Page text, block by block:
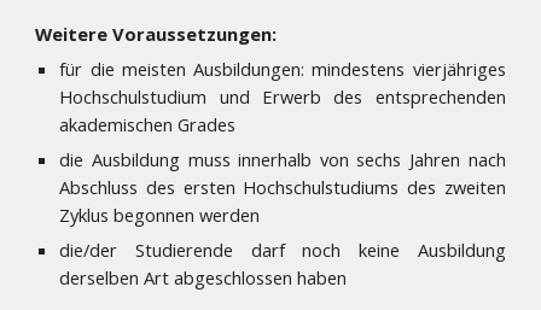
Weitere Voraussetzungen:
für die meisten Ausbildungen: mindestens vierjähriges
Hochschulstudium und Erwerb des entsprechenden
akademischen Grades
die Ausbildung muss innerhalb von sechs Jahren nach
Abschluss des ersten Hochschulstudiums des zweiten
Zyklus begonnen werden
die/der Studierende darf noch keine Ausbildung
derselben Art abgeschlossen haben